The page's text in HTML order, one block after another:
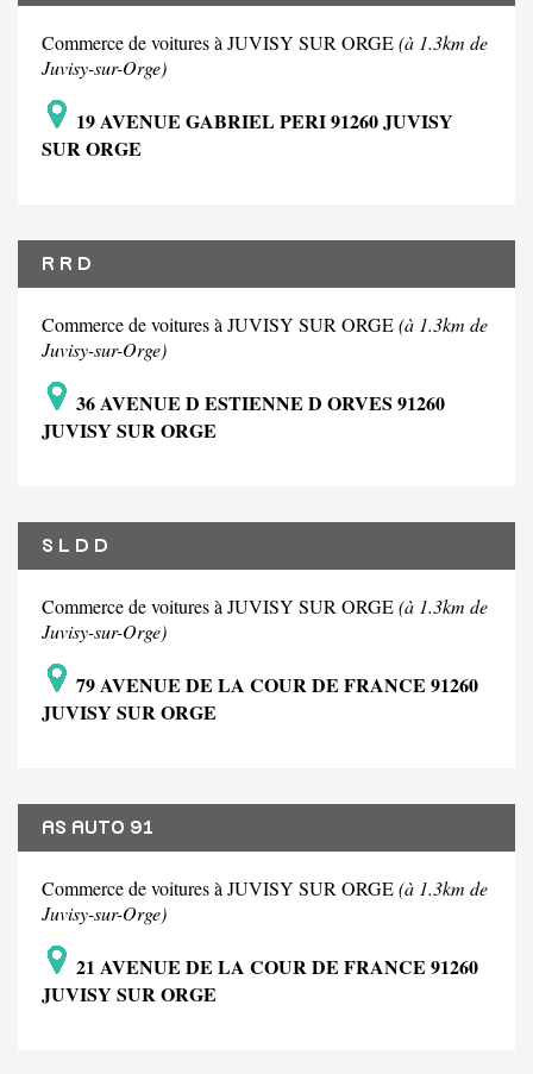
Commerce de voitures à JUVISY SUR ORGE(à 1.3km de
Juvisy-sur-Orge)
19 AVENUE GABRIEL PERI 91260 JUVISY
SUR ORGE
R R D
Commerce de voitures à JUVISY SUR ORGE(à 1.3km de
Juvisy-sur-Orge)
36 AVENUE D ESTIENNE D ORVES 91260
JUVISY SUR ORGE
S L D D
Commerce de voitures à JUVISY SUR ORGE(à 1.3km de
Juvisy-sur-Orge)
79 AVENUE DE LA COUR DE FRANCE 91260
JUVISY SUR ORGE
AS AUTO 91
Commerce de voitures à JUVISY SUR ORGE(à 1.3km de
Juvisy-sur-Orge)
21 AVENUE DE LA COUR DE FRANCE 91260
JUVISY SUR ORGE